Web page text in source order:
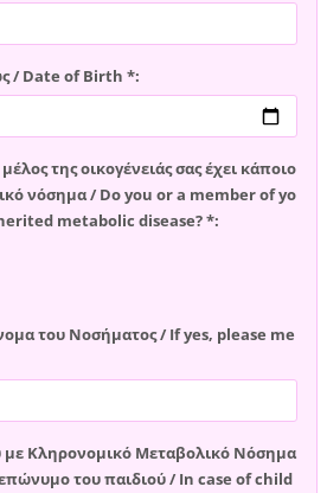
/ Date of Birth *:
της οικογένειάς σας έχει κάποιο
νόσημα / Do you or a member of yo
metabolic disease? *:
του Νοσήματος / If yes, please me
με Κληρονομικό Μεταβολικό Νόσημα
του παιδιού / In case of child